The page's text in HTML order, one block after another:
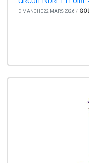
DIMANCHE 22 MARS 2026 /